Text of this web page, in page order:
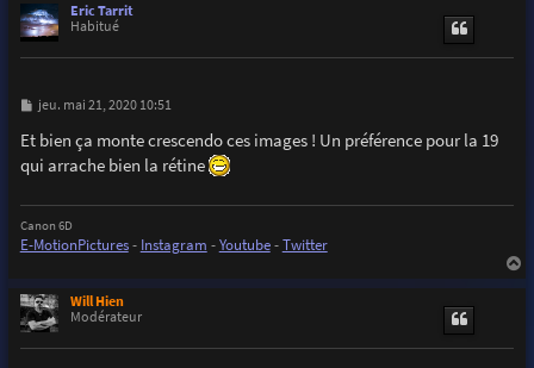
Eric Tarrit
Habitué
M
s
s
a
jeu. mai 21, 2020 10:51
Et bien ça monte crescendo ces images ! Un préférence pour la 19
qui arrache bien la rétine
Canon 6D
E-MotionPictures- Instagram -Youtube-Twitter
Will Hien
Modérateur